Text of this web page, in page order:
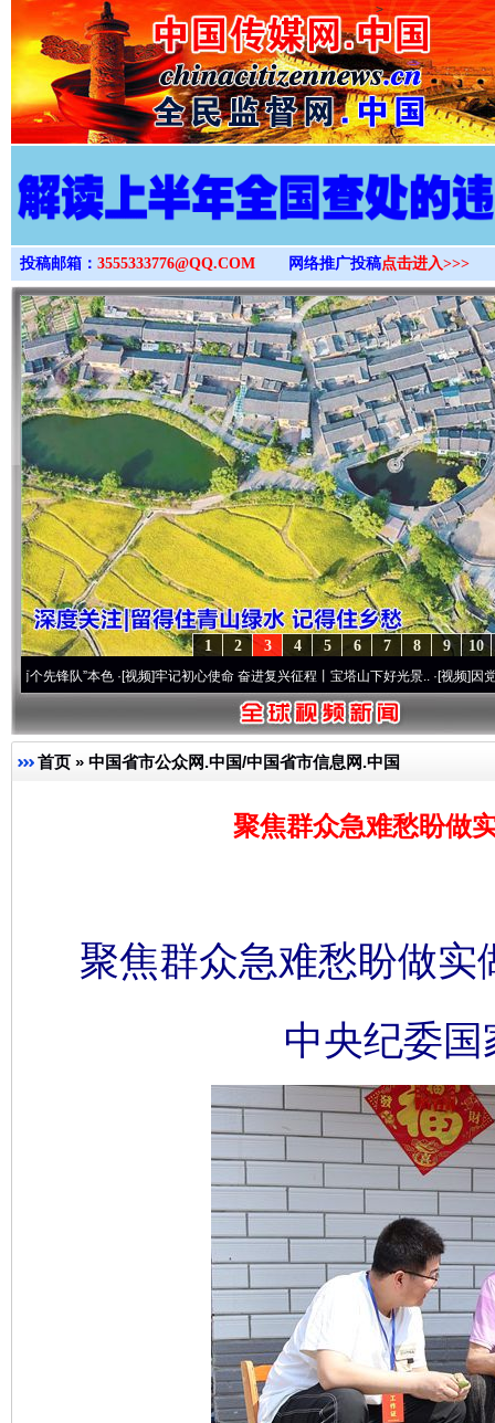
>
投稿邮箱： 3555333776@QQ.COM 网络推广投稿点击进入>>>
10
9
8
7
6
5
4
3
2
1
”本色·[视频]牢记初心使命 奋进复兴征程丨宝塔山下好光景..·[视频]因党而生 为党
首页 » 中国省市公众网.中国/中国省市信息网.中国
聚焦群众急难愁盼做
聚焦群众急难愁盼做
中央纪委